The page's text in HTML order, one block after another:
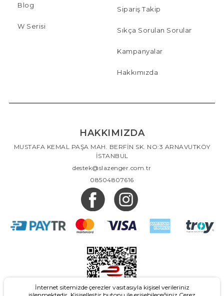
Blog
W Serisi
Sipariş Takip
Sıkça Sorulan Sorular
Kampanyalar
Hakkımızda
HAKKIMIZDA
MUSTAFA KEMAL PAŞA MAH. BERFİN SK. NO:3 ARNAVUTKÖY
İSTANBUL
destek@slazenger.com.tr
08504807616
İnternet sitemizde çerezler vasıtasıyla kişisel verileriniz